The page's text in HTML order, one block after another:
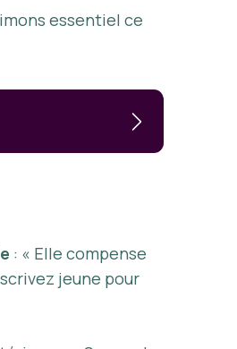
essentiel ce
: « Elle compense
jeune pour